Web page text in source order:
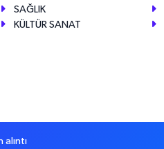
SAĞLIK
KÜLTÜR SANAT